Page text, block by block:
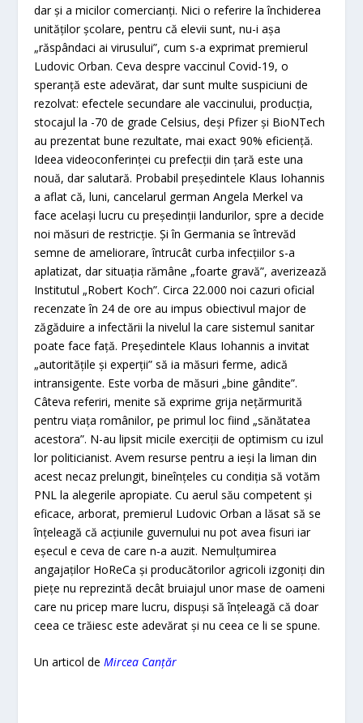
dar şi a micilor comercianţi. Nici o referire la închiderea
unităţilor şcolare, pentru că elevii sunt, nu-i aşa
„răspândaci ai virusului”, cum s-a exprimat premierul
Ludovic Orban. Ceva despre vaccinul Covid-19, o
speranţă este adevărat, dar sunt multe suspiciuni de
rezolvat: efectele secundare ale vaccinului, producţia,
stocajul la -70 de grade Celsius, deşi Pfizer şi BioNTech
au prezentat bune rezultate, mai exact 90% eficienţă.
Ideea videoconferinţei cu prefecţii din ţară este una
nouă, dar salutară. Probabil preşedintele Klaus Iohannis
a aflat că, luni, cancelarul german Angela Merkel va
face acelaşi lucru cu preşedinţii landurilor, spre a decide
noi măsuri de restricţie. Şi în Germania se întrevăd
semne de ameliorare, întrucât curba infecţiilor s-a
aplatizat, dar situaţia rămâne „foarte gravă”, averizează
Institutul „Robert Koch”. Circa 22.000 noi cazuri oficial
recenzate în 24 de ore au impus obiectivul major de
zăgăduire a infectării la nivelul la care sistemul sanitar
poate face faţă. Preşedintele Klaus Iohannis a invitat
„autorităţile şi experţii” să ia măsuri ferme, adică
intransigente. Este vorba de măsuri „bine gândite”.
Câteva referiri, menite să exprime grija neţărmurită
pentru viaţa românilor, pe primul loc fiind „sănătatea
acestora”. N-au lipsit micile exerciţii de optimism cu izul
lor politicianist. Avem resurse pentru a ieşi la liman din
acest necaz prelungit, bineînţeles cu condiţia să votăm
PNL la alegerile apropiate. Cu aerul său competent şi
eficace, arborat, premierul Ludovic Orban a lăsat să se
înţeleagă că acţiunile guvernului nu pot avea fisuri iar
eşecul e ceva de care n-a auzit. Nemulţumirea
angajaţilor HoReCa şi producătorilor agricoli izgoniţi din
pieţe nu reprezintă decât bruiajul unor mase de oameni
care nu pricep mare lucru, dispuşi să înţeleagă că doar
ceea ce trăiesc este adevărat şi nu ceea ce li se spune.
Un articol deMircea Canțăr